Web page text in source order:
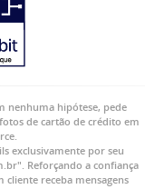
nenhuma hipótese, pede
de cartão de crédito em
exclusivamente por seu
Reforçando a confiança
cliente receba mensagens